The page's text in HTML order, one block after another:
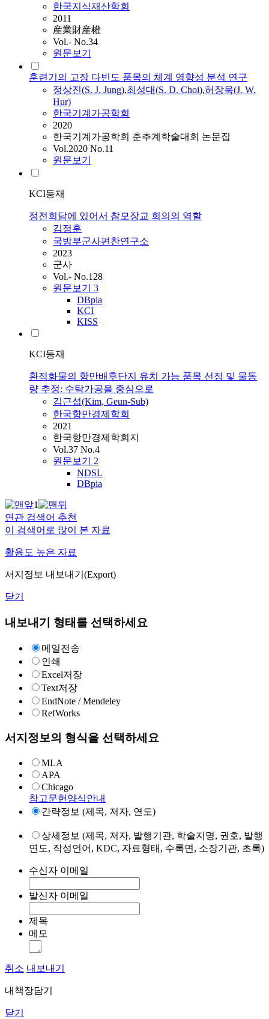
한국지식재산학회
2011
産業財産權
Vol.- No.34
원문보기
훈련기의 고장 다빈도 품목의 체계 영향성 분석 연구
정상진(S. J. Jung),최성대(S. D. Choi),허장욱(J. W.
Hur)
한국기계가공학회
2020
한국기계가공학회 춘추계학술대회 논문집
Vol.2020 No.11
원문보기
KCI등재
정전회담에 있어서 참모장교 회의의 역할
김정훈
국방부군사편찬연구소
2023
군사
Vol.- No.128
원문보기 3
DBpia
KCI
KISS
KCI등재
환적화물의 항만배후단지 유치 가능 품목 선정 및 물동
량 추정: 수탁가공을 중심으로
김근섭(Kim, Geun-Sub)
한국항만경제학회
2021
한국항만경제학회지
Vol.37 No.4
원문보기 2
NDSL
DBpia
1
연관 검색어 추천
이 검색어로 많이 본 자료
활용도 높은 자료
서지정보 내보내기(Export)
닫기
내보내기 형태를 선택하세요
메일전송
인쇄
Excel저장
Text저장
EndNote / Mendeley
RefWorks
서지정보의 형식을 선택하세요
MLA
APA
Chicago
참고문헌양식안내
간략정보 (제목, 저자, 연도)
상세정보 (제목, 저자, 발행기관, 학술지명, 권호, 발행
연도, 작성언어, KDC, 자료형태, 수록면, 소장기관, 초록)
수신자 이메일
발신자 이메일
제목
메모
취소 내보내기
내책장담기
닫기